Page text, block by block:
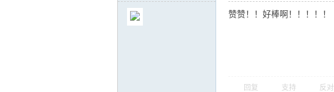
赞赞！！好棒啊！！！！！
回复 支持 反对